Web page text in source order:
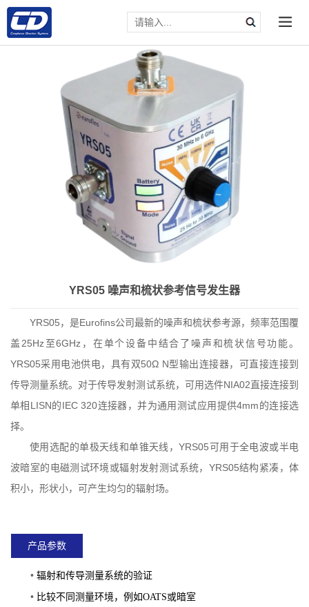
YRS05 噪声和梳状参考信号发生器
YRS05，是Eurofins公司最新的噪声和梳状参考源，频率范围覆
盖25Hz至6GHz，在单个设备中结合了噪声和梳状信号功能。
YRS05采用电池供电，具有双50Ω N型输出连接器，可直接连接到
传导测量系统。对于传导发射测试系统，可用选件NIA02直接连接到
单相LISN的IEC 320连接器，并为通用测试应用提供4mm的连接选
择。
使用选配的单极天线和单锥天线，YRS05可用于全电波或半电
波暗室的电磁测试环境或辐射发射测试系统，YRS05结构紧凑，体
积小，形状小，可产生均匀的辐射场。
产品参数
• 辐射和传导测量系统的验证
• 比较不同测量环境，例如OATS或暗室